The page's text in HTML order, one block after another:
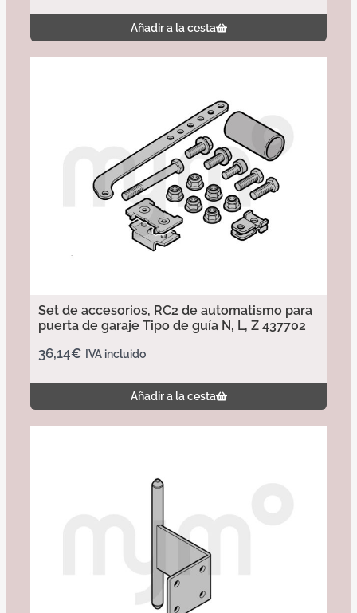
Añadir a la cesta
Set de accesorios, RC2 de automatismo para
puerta de garaje Tipo de guía N, L, Z 437702
36,14€ IVA incluido
Añadir a la cesta